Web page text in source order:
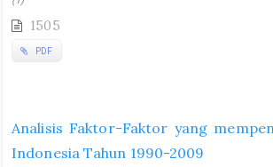
1505
PDF
Analisis Faktor-Faktor yang
Indonesia Tahun 1990-2009